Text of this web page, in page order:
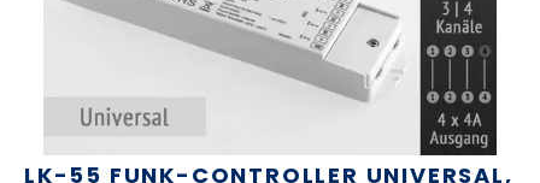
LK-55 FUNK-CONTROLLER UNIVERSAL,